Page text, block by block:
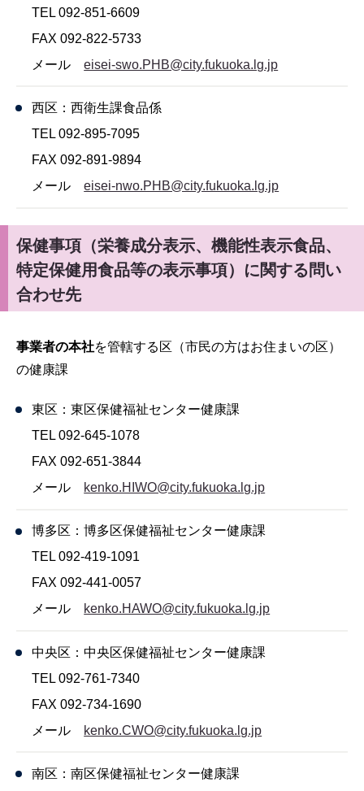
TEL 092-851-6609
FAX 092-822-5733
メールeisei-swo.PHB@city.fukuoka.lg.jp
西区：西衛生課食品係
TEL 092-895-7095
FAX 092-891-9894
メールeisei-nwo.PHB@city.fukuoka.lg.jp
保健事項（栄養成分表示、機能性表示食品、
特定保健用食品等の表示事項）に関する問い
合わせ先
事業者の本社を管轄する区（市民の方はお住まいの区）
の健康課
東区：東区保健福祉センター健康課
TEL 092-645-1078
FAX 092-651-3844
メール
kenko.HIWO@city.fukuoka.lg.jp
博多区：博多区保健福祉センター健康課
TEL 092-419-1091
FAX 092-441-0057
メール
kenko.HAWO@city.fukuoka.lg.jp
中央区：中央区保健福祉センター健康課
TEL 092-761-7340
FAX 092-734-1690
メール
kenko.CWO@city.fukuoka.lg.jp
南区：南区保健福祉センター健康課